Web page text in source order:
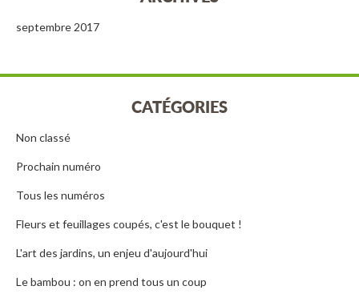
septembre 2017
CATÉGORIES
Non classé
Prochain numéro
Tous les numéros
Fleurs et feuillages coupés, c'est le bouquet !
L'art des jardins, un enjeu d'aujourd'hui
Le bambou : on en prend tous un coup